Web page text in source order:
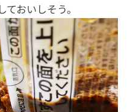
おいしそう。